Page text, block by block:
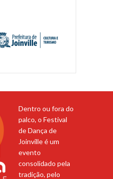
Dentro ou fora do
palco, o Festival
de Dança de
Joinville é um
evento
consolidado pela
tradição, pelo